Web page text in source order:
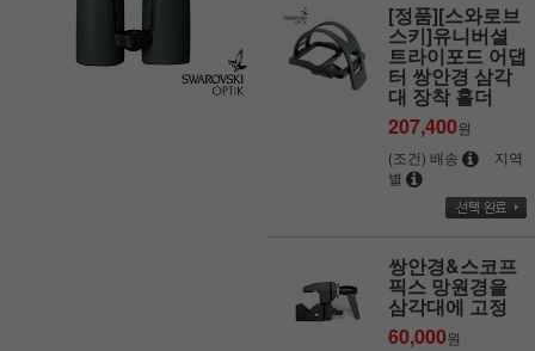
[정품][스와로브
스키]유니버셜
트라이포드 어댑
터 쌍안경 삼각
대 장착 홀더
207,400원
(조건) 배송
지역
별
쌍안경&스코프
픽스 망원경을
삼각대에 고정
60,000원